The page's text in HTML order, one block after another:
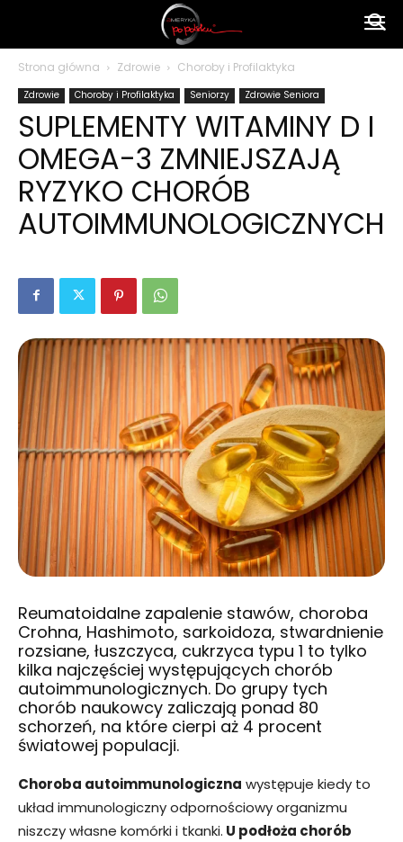
polsku
Strona główna Zdrowie Choroby i Profilaktyka
Zdrowie Choroby i Profilaktyka Seniorzy Zdrowie Seniora
SUPLEMENTY WITAMINY D I
OMEGA-3 ZMNIEJSZAJĄ
RYZYKO CHORÓB
AUTOIMMUNOLOGICZNYCH
Reumatoidalne zapalenie stawów, choroba
Crohna, Hashimoto, sarkoidoza, stwardnienie
rozsiane, łuszczyca, cukrzyca typu 1 to tylko
kilka najczęściej występujących chorób
autoimmunologicznych. Do grupy tych
chorób naukowcy zaliczają ponad 80
schorzeń, na które cierpi aż 4 procent
światowej populacji.
Choroba autoimmunologiczna występuje kiedy to
układ immunologiczny odpornościowy organizmu
niszczy własne komórki i tkanki. U podłoża chorób